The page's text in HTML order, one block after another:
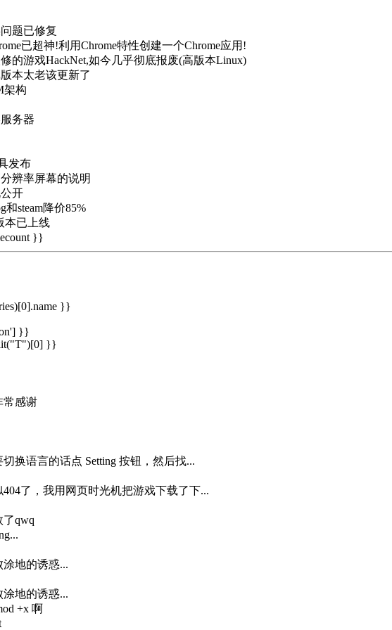
题已修复
已超神!利用Chrome特性创建一个Chrome应用!
的游戏HackNet,如今几乎彻底报废(高版本Linux)
本太老该更新了
架构
务器
发布
辨率屏幕的说明
开
steam降价85%
本已上线
}}
}}
}}
}}
常感谢
换语言的话点 Setting 按钮，然后找...
了，我用网页时光机把游戏下载了下...
了qwq
地的诱惑...
地的诱惑...
+x 啊